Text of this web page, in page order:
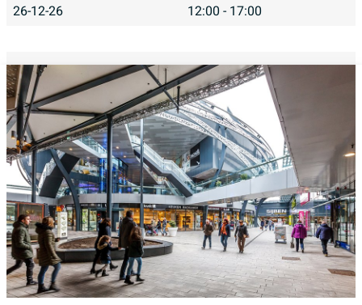
26-12-26
12:00 - 17:00